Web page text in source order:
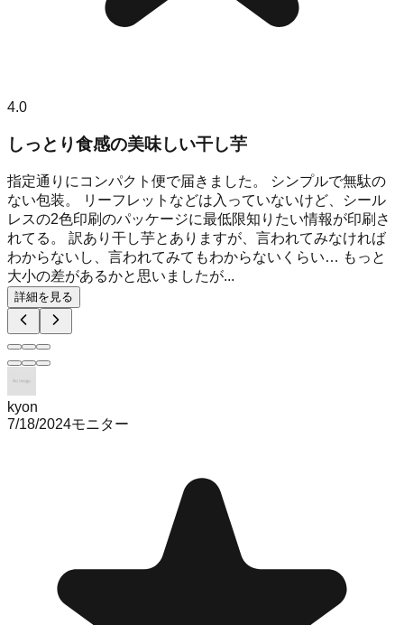
4.0
しっとり食感の美味しい干し芋
指定通りにコンパクト便で届きました。 シンプルで無駄の
ない包装。 リーフレットなどは入っていないけど、シール
レスの2色印刷のパッケージに最低限知りたい情報が印刷さ
れてる。 訳あり干し芋とありますが、言われてみなければ
わからないし、言われてみてもわからないくらい… もっと
大小の差があるかと思いましたが...
詳細を見る
kyon
7/18/2024モニター